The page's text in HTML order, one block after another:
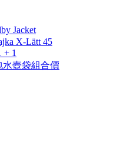
Jacket
X-Lätt 45
+ 1
水壺袋組合價